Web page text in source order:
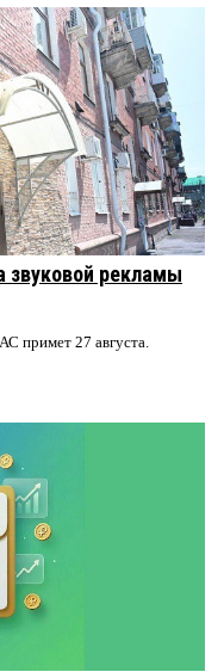
звуковой рекламы
примет 27 августа.